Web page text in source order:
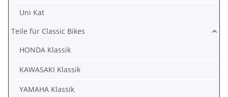
Uni Kat
Teile für Classic Bikes
HONDA Klassik
KAWASAKI Klassik
YAMAHA Klassik